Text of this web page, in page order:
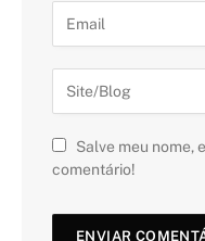
Salve meu nome,
comentário!